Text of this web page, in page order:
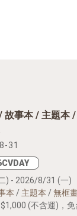
故事本 / 主題本
31
) - 2026/8/31 (一)
本 / 主題本 /無框
(不含運)，